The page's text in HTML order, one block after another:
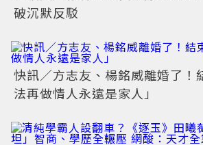
破沉默反駁
快訊／方志友、楊銘威離婚了！
法再做情人永遠是家人」